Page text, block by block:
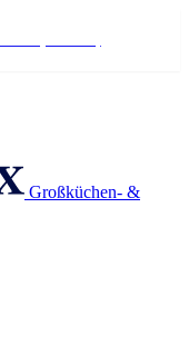
Großküchen- &